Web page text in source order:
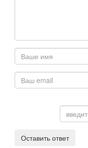
Оставить ответ